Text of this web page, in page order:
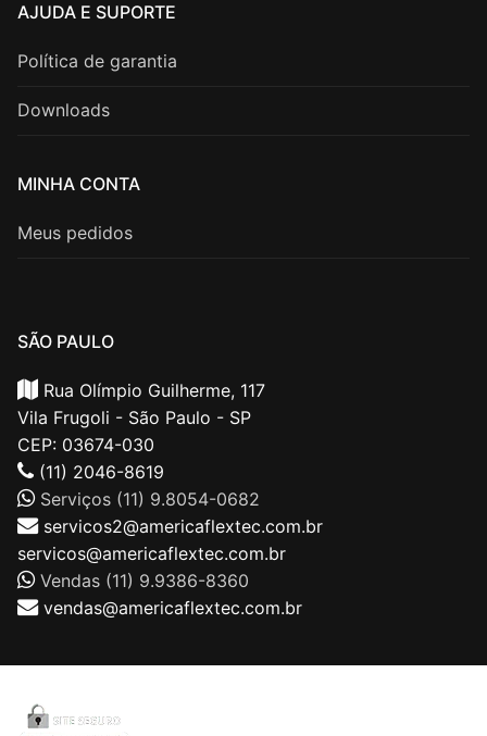
AJUDA E SUPORTE
Política de garantia
Downloads
MINHA CONTA
Meus pedidos
SÃO PAULO
Rua Olímpio Guilherme, 117
Vila Frugoli - São Paulo - SP
CEP: 03674-030
(11) 2046-8619
Serviços (11) 9.8054-0682
servicos2@americaflextec.com.br
servicos@americaflextec.com.br
Vendas (11) 9.9386-8360
vendas@americaflextec.com.br